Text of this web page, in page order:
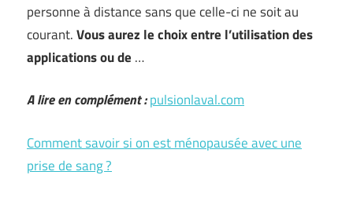
personne à distance sans que celle-ci ne soit au
courant.Vous aurez le choix entre l’utilisation des
applications ou de …
A lire en complément :pulsionlaval.com
Comment savoir si on est ménopausée avec une
prise de sang ?